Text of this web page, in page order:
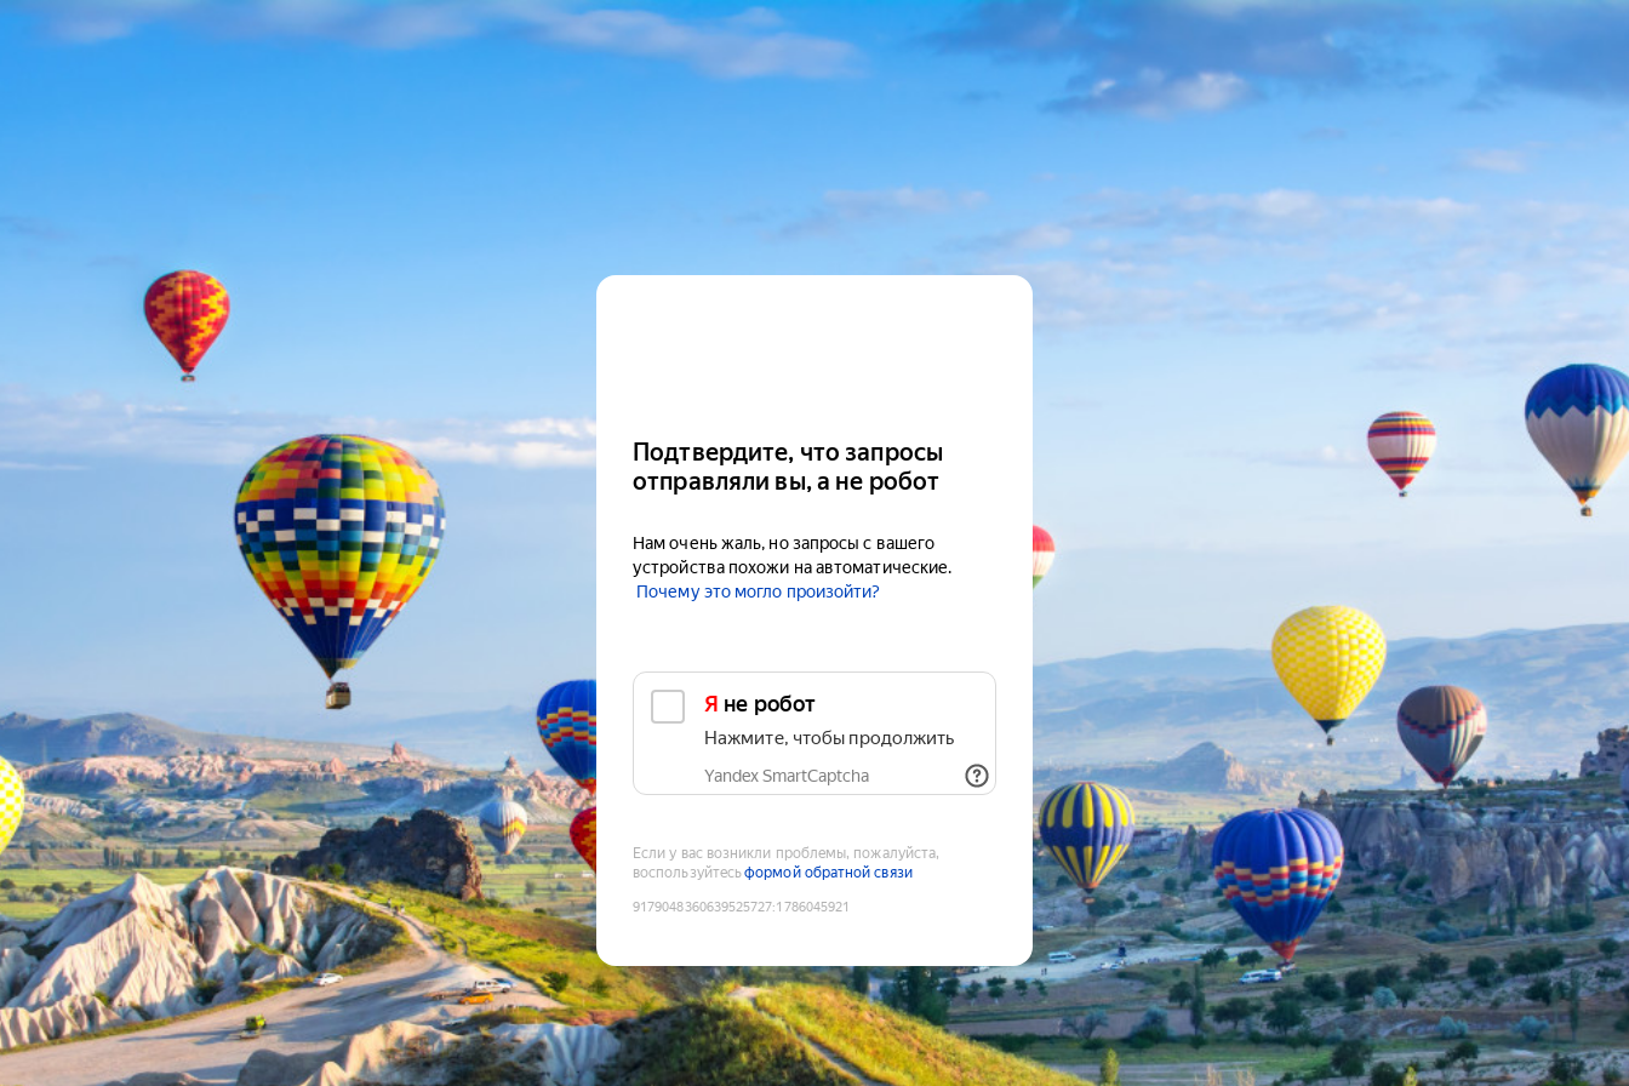
Подтвердите, что запросы
отправляли вы, а не робот
Нам очень жаль, но запросы с вашего
устройства похожи на автоматические.
Почему это могло произойти?
Я не робот
Нажмите, чтобы продолжить
Yandex SmartCaptcha
Если у вас возникли проблемы, пожалуйста,
воспользуйтесьформой обратной связи
9179048360639525727:1786045921